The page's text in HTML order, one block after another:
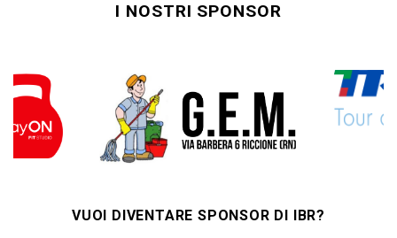
I NOSTRI SPONSOR
VUOI DIVENTARE SPONSOR DI IBR?